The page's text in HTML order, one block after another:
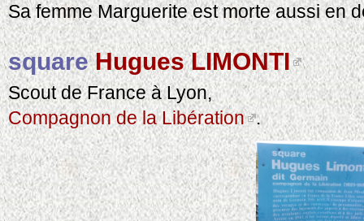
Sa femme Marguerite est morte aussi en
squareHugues LIMONTI
Scout de France à Lyon,
Compagnon de la Libération .